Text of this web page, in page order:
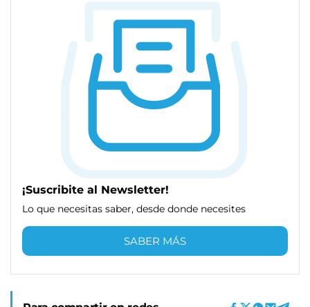
¡Suscribite al Newsletter!
Lo que necesitas saber, desde donde necesites
SABER MÁS